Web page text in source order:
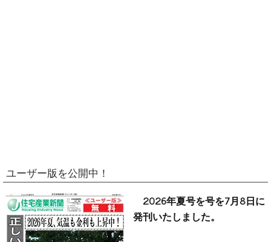
ユーザー版を公開中！
2026年夏号を号を7月8日に
発刊いたしました。